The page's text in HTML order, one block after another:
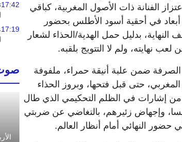
الفنانة ذات الأصول المغربية، كباقي
أبعاد في أحقية أسود الأطلس بحضور
النهاية، بدليل حمل الهدية/الحذاء لشعار
نهايته، ولم لا التتويج بلقبه.
الصرفة ضمن علبة أنيقة حمراء، ملفوفة
حتى قبل فتحها، وبروز الحذاء
من إشارات في الظلم التحكيمي الذي طال
وإجهاض زئيرهم، بالتغاضي عن ضربتي
حضور النهائي أمام أنظار العالم.
17:42
17:19
الأربعاء 29